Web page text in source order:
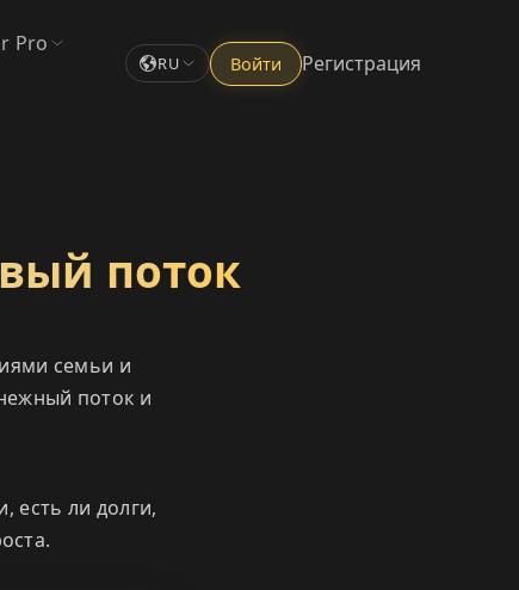
Pro
RU Войти Регистрация
поток
семьи и
поток и
есть ли долги,